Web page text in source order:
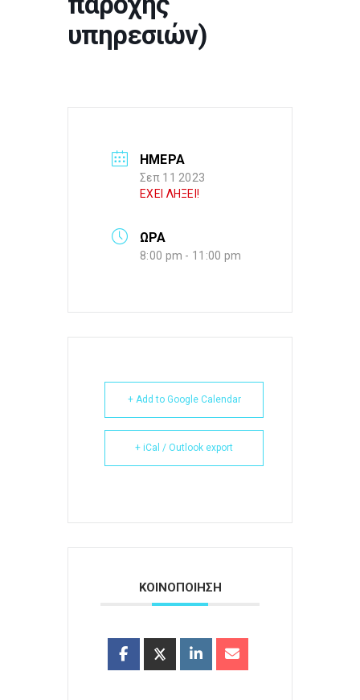
υπηρεσιών)
ΗΜΕΡΑ
Σεπ 11 2023
ΕΧΕΙ ΛΗΞΕΙ!
ΩΡΑ
8:00 pm - 11:00 pm
+ Add to Google Calendar
+ iCal / Outlook export
ΚΟΙΝΟΠΟΙΗΣΗ